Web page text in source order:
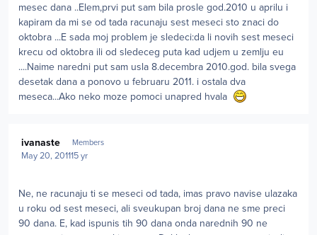
mesec dana ..Elem,prvi put sam bila prosle god.2010 u aprilu i
kapiram da mi se od tada racunaju sest meseci sto znaci do
oktobra ...E sada moj problem je sledeci:da li novih sest meseci
krecu od oktobra ili od sledeceg puta kad udjem u zemlju eu
....Naime naredni put sam usla 8.decembra 2010.god. bila svega
desetak dana a ponovo u februaru 2011. i ostala dva
meseca...Ako neko moze pomoci unapred hvala
ivanaste Members
May 20, 201115 yr
Ne, ne racunaju ti se meseci od tada, imas pravo navise ulazaka
u roku od sest meseci, ali sveukupan broj dana ne sme preci
90 dana. E, kad ispunis tih 90 dana onda narednih 90 ne